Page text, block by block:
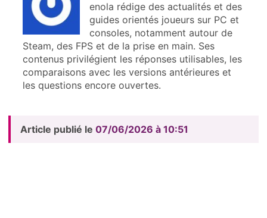
enola rédige des actualités et des
guides orientés joueurs sur PC et
consoles, notamment autour de
Steam, des FPS et de la prise en main. Ses
contenus privilégient les réponses utilisables, les
comparaisons avec les versions antérieures et
les questions encore ouvertes.
Article publié le 07/06/2026 à 10:51